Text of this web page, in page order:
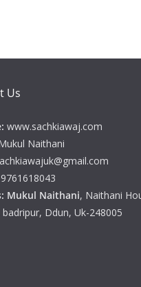
Us
www.sachkiawaj.com
Naithani
9761618043
Mukul Naithani, Naithani
badripur, Ddun, Uk-248005